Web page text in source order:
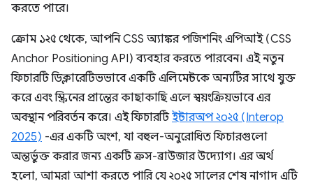
করতে পারে।
ক্রোম ১২৫ থেকে, আপনি CSS অ্যাঙ্কর পজিশনিং এপিআই (CSS
Anchor Positioning API) ব্যবহার করতে পারবেন। এই নতুন
ফিচারটি ডিক্লারেটিভভাবে একটি এলিমেন্টকে অন্যটির সাথে যুক্ত
করে এবং স্ক্রিনের প্রান্তের কাছাকাছি এলে স্বয়ংক্রিয়ভাবে এর
অবস্থান পরিবর্তন করে। এই ফিচারটিইন্টারঅপ ২০২৫ (Interop
2025) -এর একটি অংশ, যা বহুল-অনুরোধিত ফিচারগুলো
অন্তর্ভুক্ত করার জন্য একটি ক্রস-ব্রাউজার উদ্যোগ। এর অর্থ
হলো, আমরা আশা করতে পারি যে ২০২৫ সালের শেষ নাগাদ এটি